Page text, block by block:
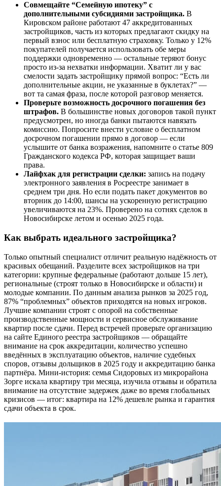
Совмещайте “Семейную ипотеку” с
дополнительными субсидиями застройщика. В
Кировском районе работают 47 аккредитованных
застройщиков, часть из которых предлагают скидку на
первый взнос или бесплатную страховку. Только у 12%
покупателей получается использовать обе меры
поддержки одновременно — остальные теряют бонус
просто из-за нехватки информации. Хватит ли у вас
смелости задать застройщику прямой вопрос: “Есть ли
дополнительные акции, не указанные в буклетах?” —
вот та самая фраза, после которой разговор меняется.
Проверьте возможность досрочного погашения без
штрафов. В большинстве новых договоров такой пункт
предусмотрен, но иногда банки пытаются навязать
комиссию. Попросите внести условие о бесплатном
досрочном погашении прямо в договор — если
услышите от банка возражения, напомните о статье 809
Гражданского кодекса РФ, которая защищает ваши
права.
Лайфхак для регистрации сделки: запись на подачу
электронного заявления в Росреестре занимает в
среднем три дня. Но если подать пакет документов во
вторник до 14:00, шансы на ускоренную регистрацию
увеличиваются на 23%. Проверено на сотнях сделок в
Новосибирске летом и осенью 2025 года.
Как выбрать идеального застройщика?
Только опытный специалист отличит реальную надёжность от
красивых обещаний. Разделите всех застройщиков на три
категории: крупные федеральные (работают дольше 15 лет),
региональные (строят только в Новосибирске и области) и
молодые компании. По данным анализа рынков за 2025 год,
87% “проблемных” объектов приходятся на новых игроков.
Лучшие компании строят с опорой на собственные
производственные мощности и сервисное обслуживание
квартир после сдачи. Перед встречей проверьте организацию
на сайте Единого реестра застройщиков — обращайте
внимание на срок аккредитации, количество успешно
введённых в эксплуатацию объектов, наличие судебных
споров, отзывы дольщиков в 2025 году и аккредитацию банка
партнёра. Мини-история: семья Сидоровых из микрорайона
Зорге искала квартиру три месяца, изучила отзывы и обратила
внимание на отсутствие задержек даже во время глобальных
кризисов — итог: квартира на 12% дешевле рынка и гарантия
сдачи объекта в срок.